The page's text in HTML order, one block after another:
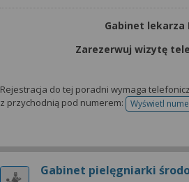
Gabinet lekarza
Zarezerwuj wizytę
Rejestracja do tej poradni wymaga
z przychodnią pod numerem:
Wyświetl
Gabinet pielęgniarki